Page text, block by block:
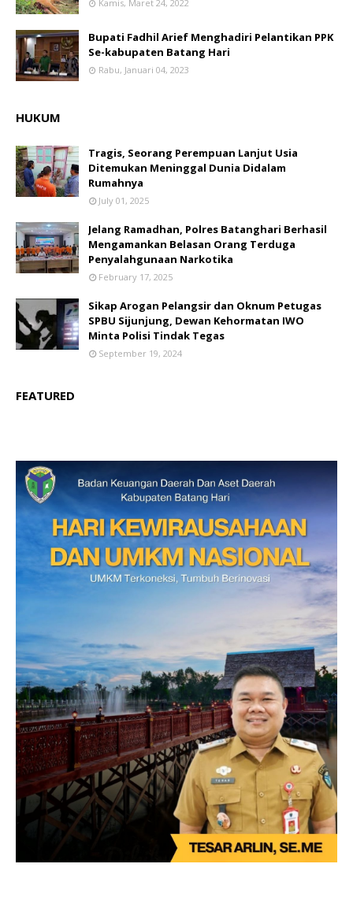
Kamis, Maret 24, 2022
Bupati Fadhil Arief Menghadiri Pelantikan PPK
Se-kabupaten Batang Hari
Rabu, Januari 04, 2023
HUKUM
Tragis, Seorang Perempuan Lanjut Usia
Ditemukan Meninggal Dunia Didalam
Rumahnya
July 01, 2025
Jelang Ramadhan, Polres Batanghari Berhasil
Mengamankan Belasan Orang Terduga
Penyalahgunaan Narkotika
February 17, 2025
Sikap Arogan Pelangsir dan Oknum Petugas
SPBU Sijunjung, Dewan Kehormatan IWO
Minta Polisi Tindak Tegas
September 19, 2024
FEATURED